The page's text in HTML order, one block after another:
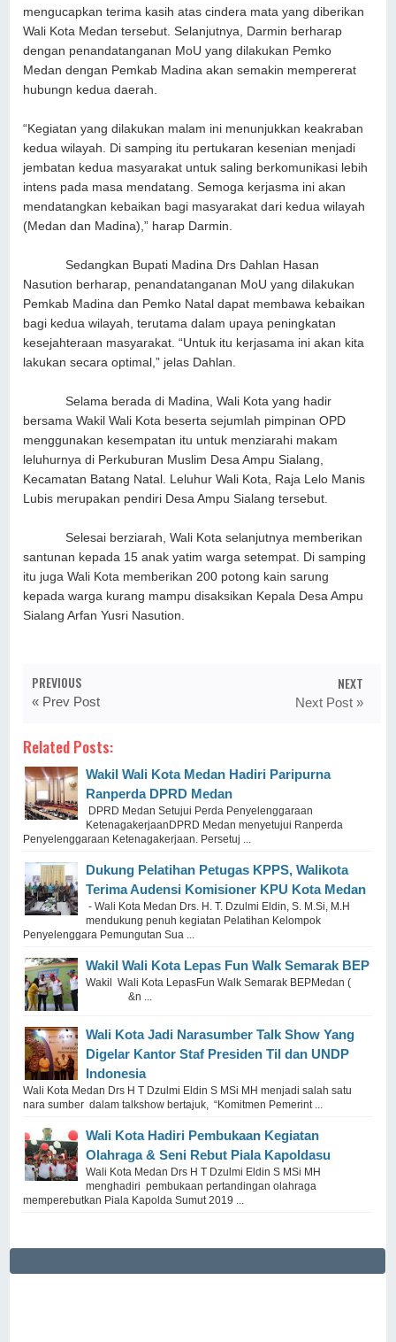
mengucapkan terima kasih atas cindera mata yang diberikan
Wali Kota Medan tersebut. Selanjutnya, Darmin berharap
dengan penandatanganan MoU yang dilakukan Pemko
Medan dengan Pemkab Madina akan semakin mempererat
hubungn kedua daerah.
“Kegiatan yang dilakukan malam ini menunjukkan keakraban
kedua wilayah. Di samping itu pertukaran kesenian menjadi
jembatan kedua masyarakat untuk saling berkomunikasi lebih
intens pada masa mendatang. Semoga kerjasma ini akan
mendatangkan kebaikan bagi masyarakat dari kedua wilayah
(Medan dan Madina),” harap Darmin.
Sedangkan Bupati Madina Drs Dahlan Hasan
Nasution berharap, penandatanganan MoU yang dilakukan
Pemkab Madina dan Pemko Natal dapat membawa kebaikan
bagi kedua wilayah, terutama dalam upaya peningkatan
kesejahteraan masyarakat. “Untuk itu kerjasama ini akan kita
lakukan secara optimal,” jelas Dahlan.
Selama berada di Madina, Wali Kota yang hadir
bersama Wakil Wali Kota beserta sejumlah pimpinan OPD
menggunakan kesempatan itu untuk menziarahi makam
leluhurnya di Perkuburan Muslim Desa Ampu Sialang,
Kecamatan Batang Natal. Leluhur Wali Kota, Raja Lelo Manis
Lubis merupakan pendiri Desa Ampu Sialang tersebut.
Selesai berziarah, Wali Kota selanjutnya memberikan
santunan kepada 15 anak yatim warga setempat. Di samping
itu juga Wali Kota memberikan 200 potong kain sarung
kepada warga kurang mampu disaksikan Kepala Desa Ampu
Sialang Arfan Yusri Nasution.
PREVIOUS
« Prev Post
NEXT
Next Post »
Related Posts:
Wakil Wali Kota Medan Hadiri Paripurna
Ranperda DPRD Medan
DPRD Medan Setujui Perda Penyelenggaraan
KetenagakerjaanDPRD Medan menyetujui Ranperda
Penyelenggaraan Ketenagakerjaan. Persetuj ...
Dukung Pelatihan Petugas KPPS, Walikota
Terima Audensi Komisioner KPU Kota Medan
- Wali Kota Medan Drs. H. T. Dzulmi Eldin, S. M.Si, M.H
mendukung penuh kegiatan Pelatihan Kelompok
Penyelenggara Pemungutan Sua ...
Wakil Wali Kota Lepas Fun Walk Semarak BEP
Wakil Wali Kota LepasFun Walk Semarak BEPMedan (
&n ...
Wali Kota Jadi Narasumber Talk Show Yang
Digelar Kantor Staf Presiden TiI dan UNDP
Indonesia
Wali Kota Medan Drs H T Dzulmi Eldin S MSi MH menjadi salah satu
nara sumber dalam talkshow bertajuk, “Komitmen Pemerint ...
Wali Kota Hadiri Pembukaan Kegiatan
Olahraga & Seni Rebut Piala Kapoldasu
Wali Kota Medan Drs H T Dzulmi Eldin S MSi MH
menghadiri pembukaan pertandingan olahraga
memperebutkan Piala Kapolda Sumut 2019 ...